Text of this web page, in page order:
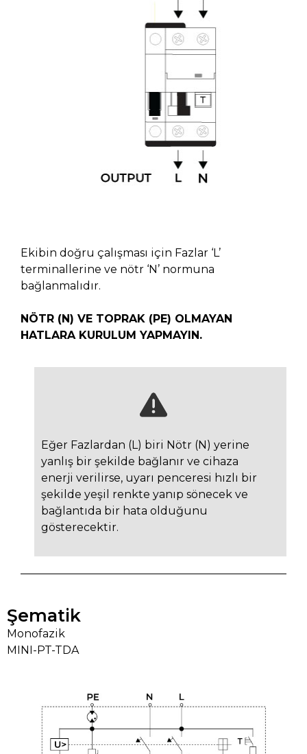
Ekibin doğru çalışması için Fazlar ‘L’
terminallerine ve nötr ‘N’ normuna
bağlanmalıdır.
NÖTR (N) VE TOPRAK (PE) OLMAYAN
HATLARA KURULUM YAPMAYIN.
Eğer Fazlardan (L) biri Nötr (N) yerine
yanlış bir şekilde bağlanır ve cihaza
enerji verilirse, uyarı penceresi hızlı bir
şekilde yeşil renkte yanıp sönecek ve
bağlantıda bir hata olduğunu
gösterecektir.
Şematik
Monofazik
MINI-PT-TDA